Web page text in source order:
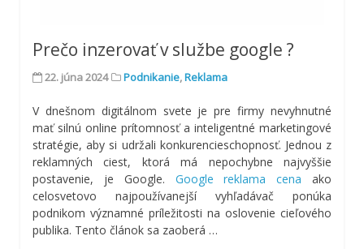
Prečo inzerovať v službe google ?
22. júna 2024 Podnikanie,Reklama
V dnešnom digitálnom svete je pre firmy nevyhnutné
mať silnú online prítomnosť a inteligentné marketingové
stratégie, aby si udržali konkurencieschopnosť. Jednou z
reklamných ciest, ktorá má nepochybne najvyššie
postavenie, je Google. Google reklama cena ako
celosvetovo najpoužívanejší vyhľadávač ponúka
podnikom významné príležitosti na oslovenie cieľového
publika. Tento článok sa zaoberá …